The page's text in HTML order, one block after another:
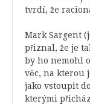
tvrdí, že
Mark Sargent
přiznal, že je
by ho nemohl
věc, na kterou
jako vstoupit
kterými